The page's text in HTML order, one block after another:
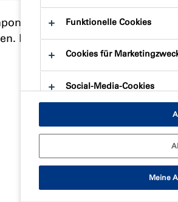
lösemittelhaltiger
Boratfrei, mit hohem
Funktionelle Cookies
Cookies für
Social-Media-Cookies
Meine